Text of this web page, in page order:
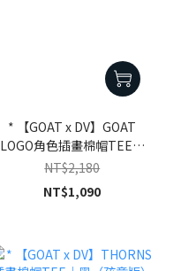
* 【GOAT x DV】GOAT
LOGO角色插畫棉帽TEE｜
灰（孩童版）
NT$2,180
NT$1,090